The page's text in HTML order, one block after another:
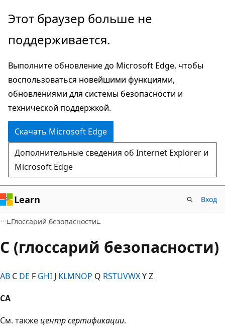
Пропустить
перейти
основному
содержимому
Этот браузер больше не
поддерживается.
Выполните обновление до Microsoft Edge, чтобы
воспользоваться новейшими функциями,
обновлениями для системы безопасности и
технической поддержкой.
Скачать Microsoft Edge
Дополнительные сведения об Internet Explorer и
Microsoft Edge
Learn Вход
Глоссарий безопасности
C (глоссарий безопасности)
AB C DE F GHI J KLMNOP Q RSTUVWXY Z
CA
См. также центр сертификации.